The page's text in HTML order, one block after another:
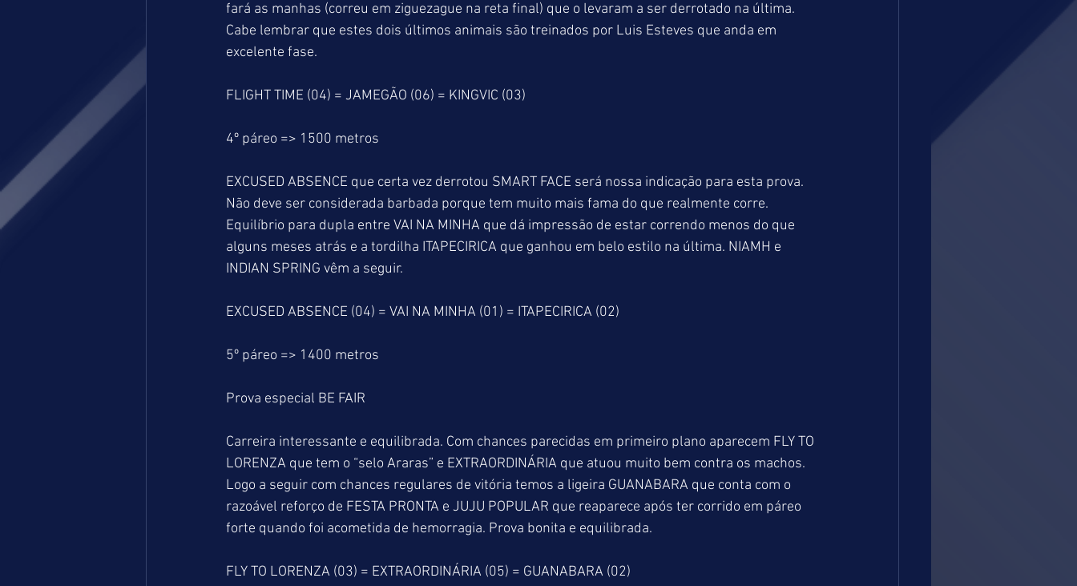
fará as manhas (correu em ziguezague na reta final) que o levaram a ser derrotado na última.
Cabe lembrar que estes dois últimos animais são treinados por Luis Esteves que anda em
excelente fase.
FLIGHT TIME (04) = JAMEGÃO (06) = KINGVIC (03)
4º páreo => 1500 metros
EXCUSED ABSENCE que certa vez derrotou SMART FACE será nossa indicação para esta prova.
Não deve ser considerada barbada porque tem muito mais fama do que realmente corre.
Equilíbrio para dupla entre VAI NA MINHA que dá impressão de estar correndo menos do que
alguns meses atrás e a tordilha ITAPECIRICA que ganhou em belo estilo na última. NIAMH e
INDIAN SPRING vêm a seguir.
EXCUSED ABSENCE (04) = VAI NA MINHA (01) = ITAPECIRICA (02)
5º páreo => 1400 metros
Prova especial BE FAIR
Carreira interessante e equilibrada. Com chances parecidas em primeiro plano aparecem FLY TO
LORENZA que tem o “selo Araras” e EXTRAORDINÁRIA que atuou muito bem contra os machos.
Logo a seguir com chances regulares de vitória temos a ligeira GUANABARA que conta com o
razoável reforço de FESTA PRONTA e JUJU POPULAR que reaparece após ter corrido em páreo
forte quando foi acometida de hemorragia. Prova bonita e equilibrada.
FLY TO LORENZA (03) = EXTRAORDINÁRIA (05) = GUANABARA (02)